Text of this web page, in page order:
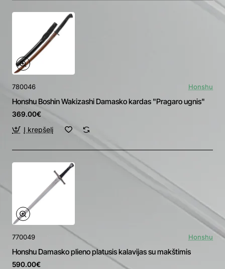
780046 Honshu
Honshu Boshin Wakizashi Damasko kardas "Pragaro ugnis"
369.00€
Į krepšelį
770049 Honshu
Honshu Damasko plieno platusis kalavijas su makštimis
590.00€